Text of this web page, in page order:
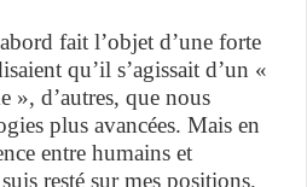
fait l’objet d’une forte
qu’il s’agissait d’un «
», d’autres, que nous
plus avancées. Mais en
entre humains et
resté sur mes positions.